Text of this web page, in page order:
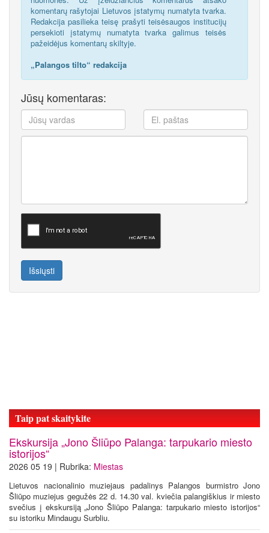
komentarų rašytojai Lietuvos įstatymų numatyta tvarka.
Redakcija pasilieka teisę prašyti teisėsaugos institucijų
persekioti įstatymų numatyta tvarka galimus teisės
pažeidėjus komentarų skiltyje.
„Palangos tilto“ redakcija
Jūsų komentaras:
Išsiųsti
Taip pat skaitykite
Ekskursija „Jono Šliūpo Palanga: tarpukario miesto
istorijos“
2026 05 19 | Rubrika: Miestas
Lietuvos nacionalinio muziejaus padalinys Palangos burmistro Jono
Šliūpo muziejus gegužės 22 d. 14.30 val. kviečia palangiškius ir miesto
svečius į ekskursiją „Jono Šliūpo Palanga: tarpukario miesto istorijos“
su istoriku Mindaugu Surbliu.